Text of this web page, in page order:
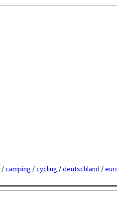
/camping /cycling /deutschland /